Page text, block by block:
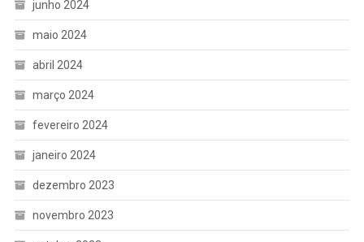
junho 2024
maio 2024
abril 2024
março 2024
fevereiro 2024
janeiro 2024
dezembro 2023
novembro 2023